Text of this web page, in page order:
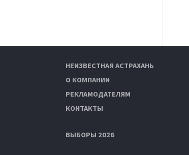
НЕИЗВЕСТНАЯ АСТРАХАНЬ
О КОМПАНИИ
РЕКЛАМОДАТЕЛЯМ
КОНТАКТЫ
ВЫБОРЫ 2026